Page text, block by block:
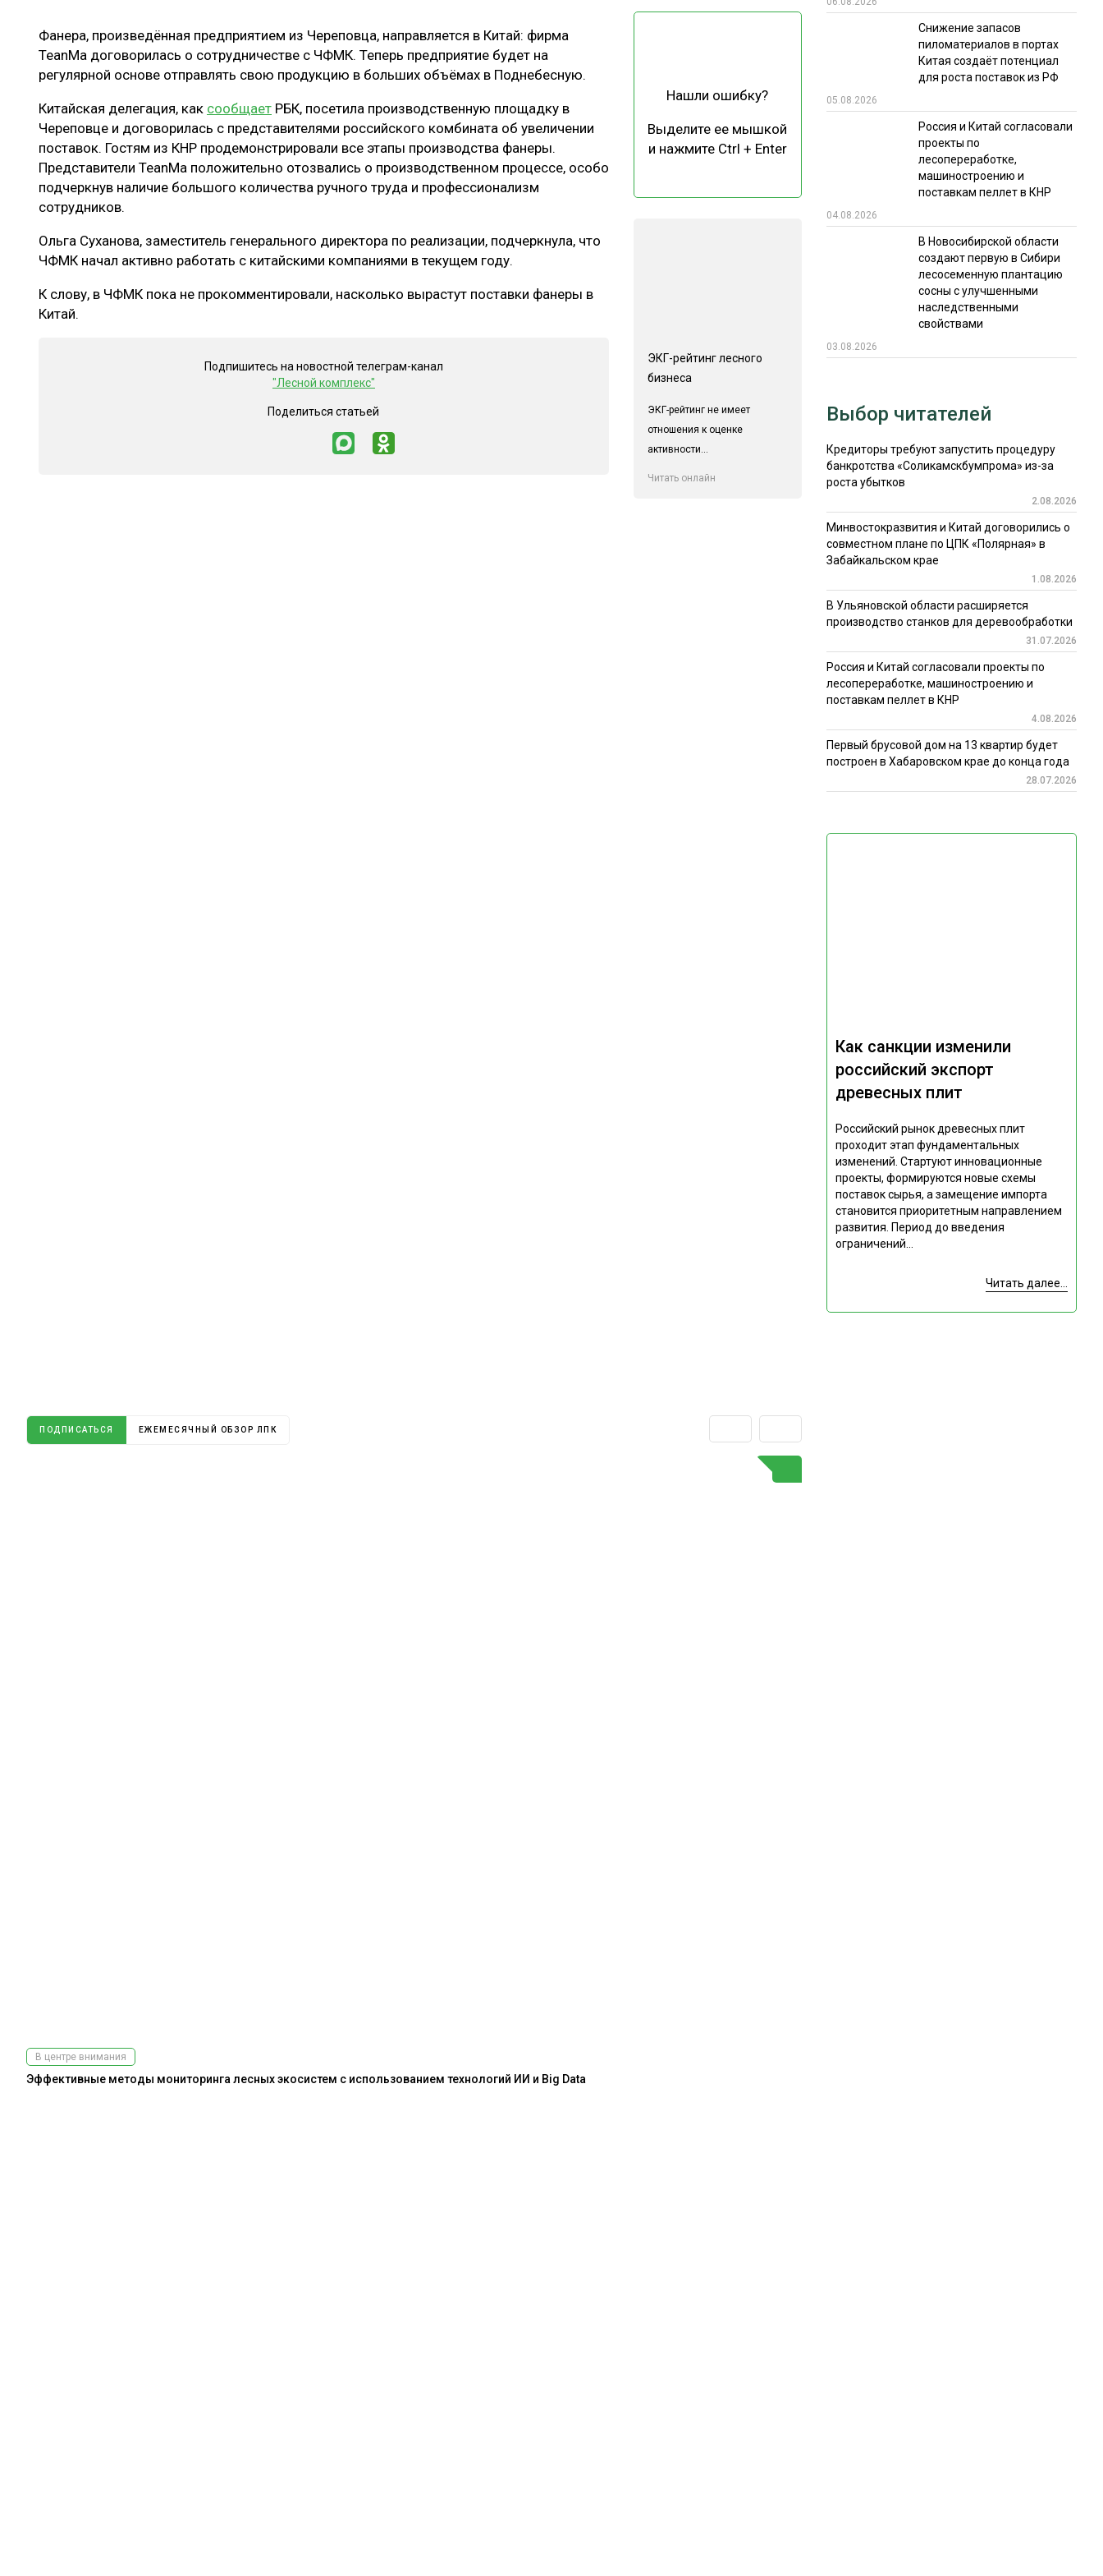
ЛОГИСТИКА
ПРОИЗВОДСТВО ДРЕВЕСНЫХ ПЛИТ
МЕБЕЛЬНОЕ ПРОИЗВОДСТВО ТЕХНОЛОГИИ
ЭКСПЕРТНОЕ МНЕНИЕ
КАЛЕНДАРЬ ВЫСТАВОК ИТОГИ МЕРОПРИЯТИЙ
Фанера, произведённая предприятием из Череповца, направляется в Китай: фирма
TeanMа договорилась о сотрудничестве с ЧФМК. Теперь предприятие будет на
регулярной основе отправлять свою продукцию в больших объёмах в Поднебесную.
Китайская делегация, как сообщает РБК, посетила производственную площадку в
Череповце и договорилась с представителями российского комбината об увеличении
поставок. Гостям из КНР продемонстрировали все этапы производства фанеры.
Представители TeanMа положительно отозвались о производственном процессе, особо
подчеркнув наличие большого количества ручного труда и профессионализм
сотрудников.
Ольга Суханова, заместитель генерального директора по реализации, подчеркнула, что
ЧФМК начал активно работать с китайскими компаниями в текущем году.
К слову, в ЧФМК пока не прокомментировали, насколько вырастут поставки фанеры в
Китай.
Подпишитесь на новостной телеграм-канал
"Лесной комплекс"
Поделиться статьей
Нашли ошибку?
Выделите ее мышкой
и нажмите Ctrl + Enter
ЭКГ-рейтинг лесного
бизнеса
ЭКГ-рейтинг не имеет
отношения к оценке
активности...
Читать онлайн
Снижение запасов
пиломатериалов в портах
Китая создаёт потенциал
для роста поставок из РФ
05.08.2026
Россия и Китай согласовали
проекты по
лесопереработке,
машиностроению и
поставкам пеллет в КНР
04.08.2026
В Новосибирской области
создают первую в Сибири
лесосеменную плантацию
сосны с улучшенными
наследственными
свойствами
03.08.2026
Как санкции изменили
российский экспорт
древесных плит
Российский рынок древесных плит
проходит этап фундаментальных
изменений. Стартуют инновационные
проекты, формируются новые схемы
поставок сырья, а замещение импорта
становится приоритетным направлением
развития. Период до введения
ограничений...
Читать далее...
ПОДПИСАТЬСЯ ЕЖЕМЕСЯЧНЫЙ ОБЗОР ЛПК
В центре внимания
Эффективные методы мониторинга лесных экосистем с использованием технологий ИИ и Big Data
Выбор читателей
Кредиторы требуют запустить процедуру
банкротства «Соликамскбумпрома» из-за
роста убытков
2.08.2026
Минвостокразвития и Китай договорились о
совместном плане по ЦПК «Полярная» в
Забайкальском крае
1.08.2026
В Ульяновской области расширяется
производство станков для деревообработки
31.07.2026
Россия и Китай согласовали проекты по
лесопереработке, машиностроению и
поставкам пеллет в КНР
4.08.2026
Первый брусовой дом на 13 квартир будет
построен в Хабаровском крае до конца года
28.07.2026